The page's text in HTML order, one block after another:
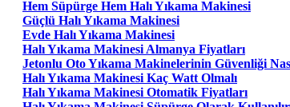
Hem Süpürge Hem Halı Yıkama Makinesi
Güçlü Halı Yıkama Makinesi
Evde Halı Yıkama Makinesi
Halı Yıkama Makinesi Almanya Fiyatları
Jetonlu Oto Yıkama Makinelerinin Güvenliği
Halı Yıkama Makinesi Kaç Watt Olmalı
Halı Yıkama Makinesi Otomatik Fiyatları